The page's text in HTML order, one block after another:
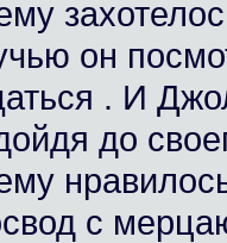
он
. И
до
с